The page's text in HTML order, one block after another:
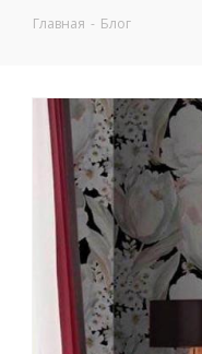
Главная - Блог